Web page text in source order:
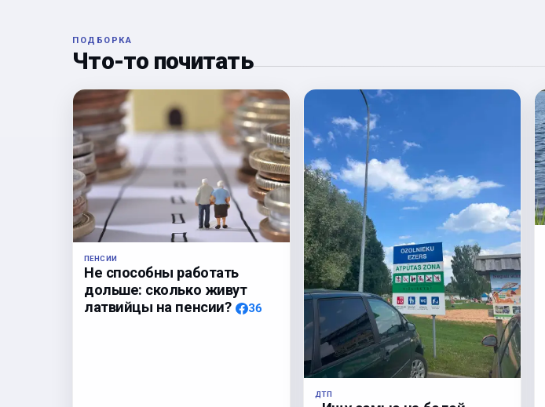
ПОДБОРКА
Что-то почитать
ПЕНСИИ
Не способны работать
дольше: сколько живут
латвийцы на пенсии?
36
ДТП